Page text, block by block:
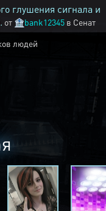
глушения сигнала и
от 🏦bank12345 в Сенат
людей